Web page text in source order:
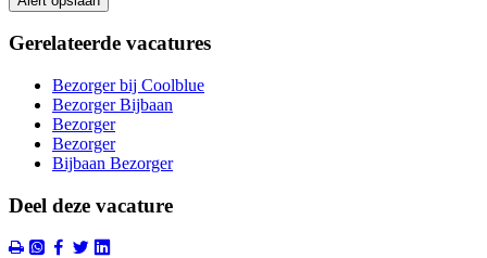
Gerelateerde vacatures
Bezorger bij Coolblue
Bezorger Bijbaan
Bezorger
Bezorger
Bijbaan Bezorger
Deel deze vacature